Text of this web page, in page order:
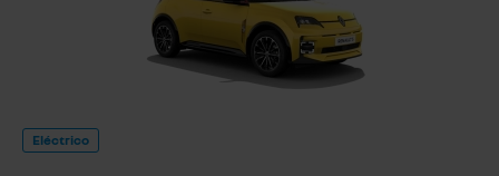
Eléctrico